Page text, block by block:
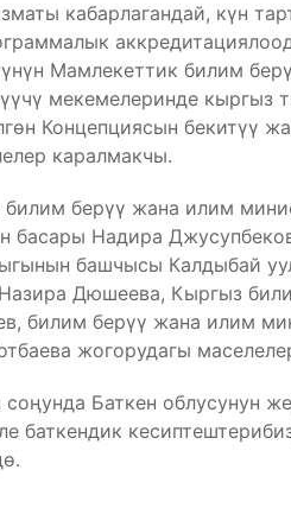
кабарлагандай, күн
Мамлекеттик билим
мекемелеринде кыргыз
Концепциясын бекитүү
каралмакчы.
берүү жана илим
Надира
башчысы Калдыбай
Дюшеева, Кыргыз
билим берүү жана илим
жогорудагы
Баткен облусунун
баткендик